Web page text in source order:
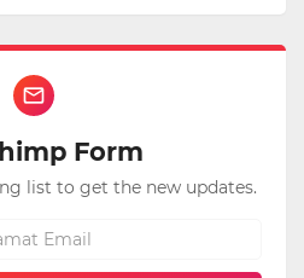
Form
list to get the new updates.